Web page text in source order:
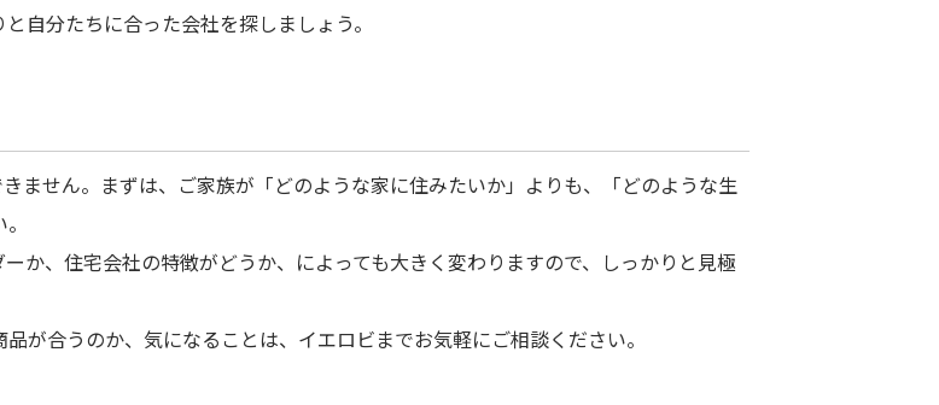
自分たちに合った会社を探しましょう。
ません。まずは、ご家族が「どのような家に住みたいか」よりも、「どのような生
か、住宅会社の特徴がどうか、によっても大きく変わりますので、しっかりと見極
が合うのか、気になることは、イエロビまでお気軽にご相談ください。